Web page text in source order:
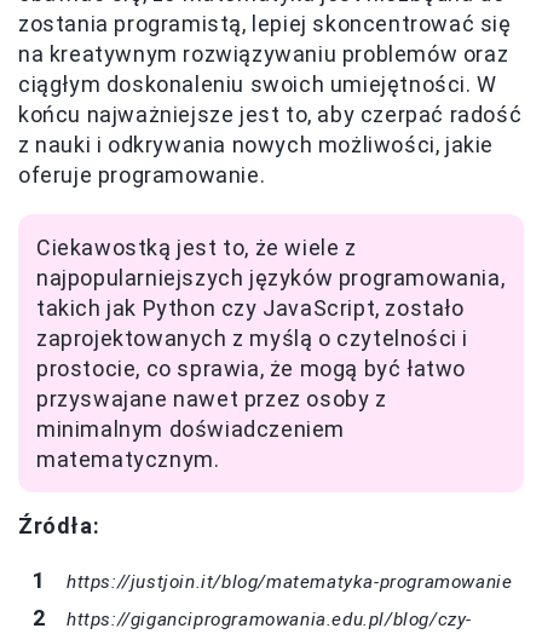
zostania programistą, lepiej skoncentrować się
na kreatywnym rozwiązywaniu problemów oraz
ciągłym doskonaleniu swoich umiejętności. W
końcu najważniejsze jest to, aby czerpać radość
z nauki i odkrywania nowych możliwości, jakie
oferuje programowanie.
Ciekawostką jest to, że wiele z
najpopularniejszych języków programowania,
takich jak Python czy JavaScript, zostało
zaprojektowanych z myślą o czytelności i
prostocie, co sprawia, że mogą być łatwo
przyswajane nawet przez osoby z
minimalnym doświadczeniem
matematycznym.
Źródła:
https://justjoin.it/blog/matematyka-programowanie
https://giganciprogramowania.edu.pl/blog/czy-